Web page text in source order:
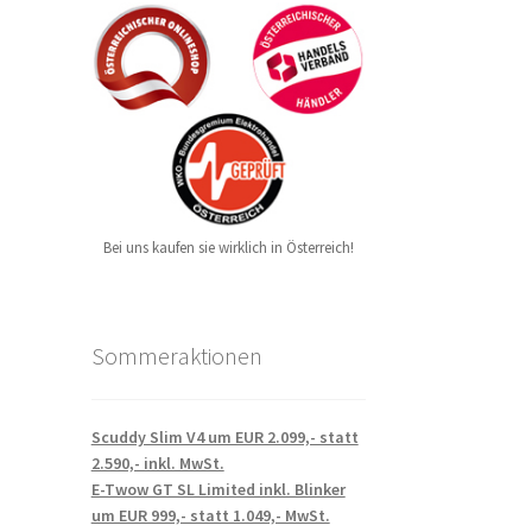
Bei uns kaufen sie wirklich in Österreich!
Sommeraktionen
Scuddy Slim V4 um EUR 2.099,- statt
2.590,- inkl. MwSt.
E-Twow GT SL Limited inkl. Blinker
um EUR 999,- statt 1.049,- MwSt.